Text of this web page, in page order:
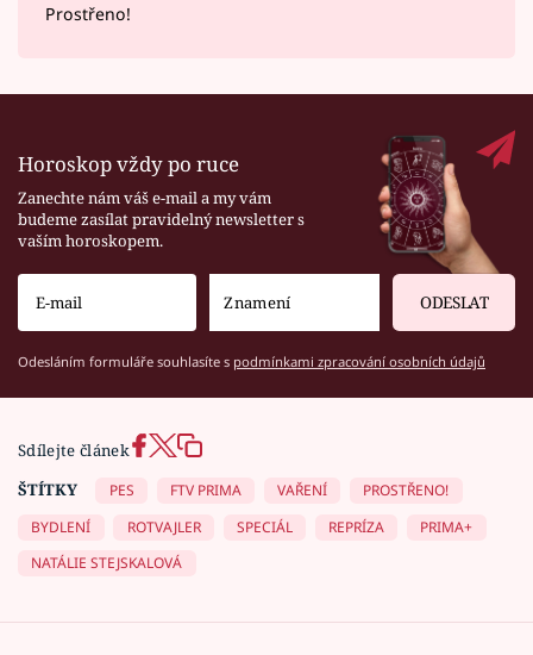
Prostřeno!
Horoskop vždy po ruce
Zanechte nám váš e-mail a my vám
budeme zasílat pravidelný newsletter s
vaším horoskopem.
ODESLAT
Odesláním formuláře souhlasíte s podmínkami zpracování osobních údajů
Sdílejte článek
ŠTÍTKY
PES FTV PRIMA VAŘENÍ
PROSTŘENO!
BYDLENÍ
ROTVAJLER SPECIÁL REPRÍZA
PRIMA+
NATÁLIE STEJSKALOVÁ